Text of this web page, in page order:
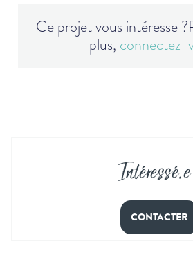
Ce projet vous intéresse ?
plus, connectez-
Intéressé.
CONTACTER